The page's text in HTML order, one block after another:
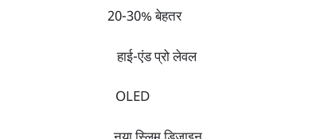
30% बेहतर
एंड प्रो लेवल
OLED